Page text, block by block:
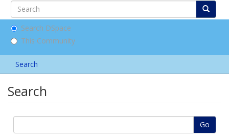
Search DSpace
This Community
Search
Search
Go